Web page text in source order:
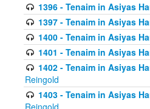
1396 - Tenaim in Asiyas
1397 - Tenaim in Asiyas
1400 - Tenaim in Asiyas
1401 - Tenaim in Asiyas
1402 - Tenaim in Asiyas
Reingold
1403 - Tenaim in Asiyas
Reingold